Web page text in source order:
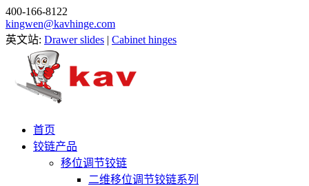
400-166-8122
kingwen@kavhinge.com
英文站: Drawer slides | Cabinet hinges
首页
铰链产品
移位调节铰链
二维移位调节铰链系列